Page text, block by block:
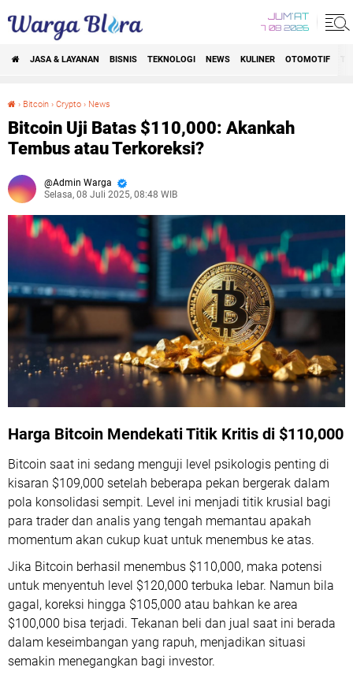
JUM'AT
7 08 2026
JASA & LAYANAN BISNIS TEKNOLOGI NEWS KULINER OTOMOTIF
› Bitcoin › Crypto › News
Bitcoin Uji Batas $110,000: Akankah
Tembus atau Terkoreksi?
Admin Warga
Selasa, 08 Juli 2025, 08:48 WIB
Harga Bitcoin Mendekati Titik Kritis di $110,000
Bitcoin saat ini sedang menguji level psikologis penting di
kisaran $109,000 setelah beberapa pekan bergerak dalam
pola konsolidasi sempit. Level ini menjadi titik krusial bagi
para trader dan analis yang tengah memantau apakah
momentum akan cukup kuat untuk menembus ke atas.
Jika Bitcoin berhasil menembus $110,000, maka potensi
untuk menyentuh level $120,000 terbuka lebar. Namun bila
gagal, koreksi hingga $105,000 atau bahkan ke area
$100,000 bisa terjadi. Tekanan beli dan jual saat ini berada
dalam keseimbangan yang rapuh, menjadikan situasi
semakin menegangkan bagi investor.